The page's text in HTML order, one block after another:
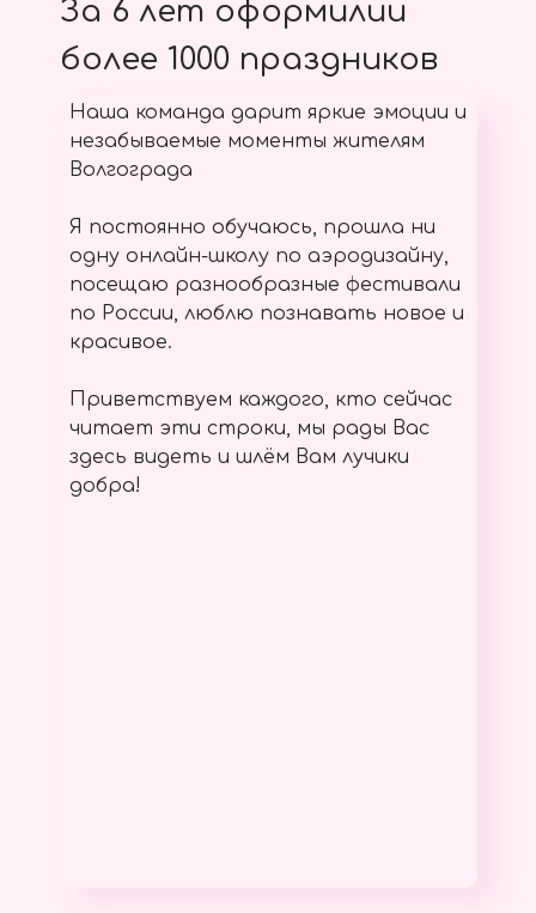
За 6 лет оформилии
более 1000 праздников
Наша команда дарит яркие эмоции и
незабываемые моменты жителям
Волгограда
Я постоянно обучаюсь, прошла ни
одну онлайн-школу по аэродизайну,
посещаю разнообразные фестивали
по России, люблю познавать новое и
красивое.
Приветствуем каждого, кто сейчас
читает эти строки, мы рады Вас
здесь видеть и шлём Вам лучики
добра!